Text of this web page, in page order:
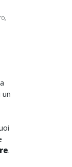
,
.